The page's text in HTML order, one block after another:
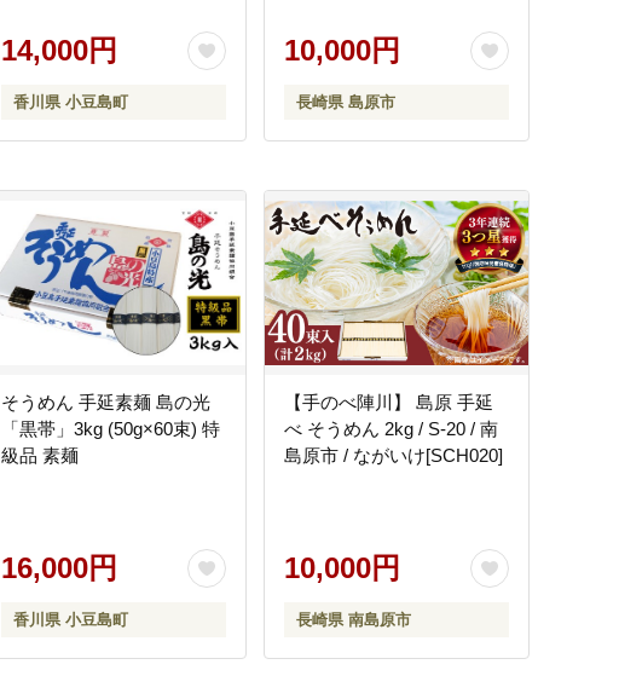
14,000円
香川県 小豆島町
わせ 麺 めん 長期保存 夏 時
短 長崎県 島原市 ]
10,000円
長崎県 島原市
そうめん 手延素麺 島の光
「黒帯」3kg (50g×60束) 特
級品 素麺
16,000円
香川県 小豆島町
【手のべ陣川】 島原 手延
べ そうめん 2kg / S-20 / 南
島原市 / ながいけ[SCH020]
10,000円
長崎県 南島原市